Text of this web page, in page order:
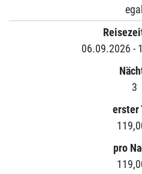
egal
06.09.2026 -
3
erster
pro